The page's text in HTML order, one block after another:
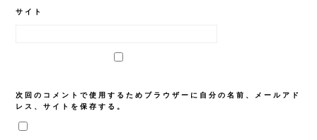
サイト
次回のコメントで使用するためブラウザーに自分の名前、メールアド
レス、サイトを保存する。